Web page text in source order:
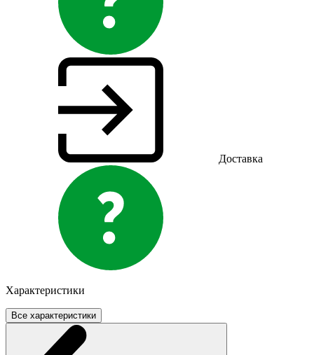
Доставка
Характеристики
Все характеристики